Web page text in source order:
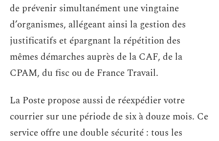
de prévenir simultanément une vingtaine
d’organismes, allégeant ainsi la gestion des
justificatifs et épargnant la répétition des
mêmes démarches auprès de la CAF, de la
CPAM, du fisc ou de France Travail.
La Poste propose aussi de réexpédier votre
courrier sur une période de six à douze mois. Ce
service offre une double sécurité : tous les